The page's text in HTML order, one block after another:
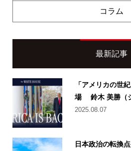
コラム
最新記事
「アメリカの世
場 鈴木 美勝（
2025.08.07
日本政治の転換